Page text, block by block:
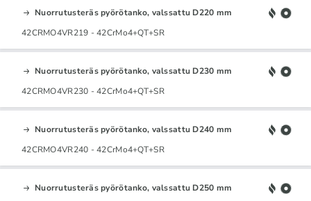
Nuorrutusteräs pyörötanko, valssattu D220 mm
42CRMO4VR219 - 42CrMo4+QT+SR
Nuorrutusteräs pyörötanko, valssattu D230 mm
42CRMO4VR230 - 42CrMo4+QT+SR
Nuorrutusteräs pyörötanko, valssattu D240 mm
42CRMO4VR240 - 42CrMo4+QT+SR
Nuorrutusteräs pyörötanko, valssattu D250 mm